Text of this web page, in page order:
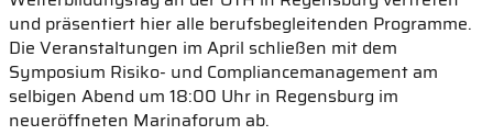
und präsentiert hier alle berufsbegleitenden Programme.
Die Veranstaltungen im April schließen mit dem
Symposium Risiko- und Compliancemanagement am
selbigen Abend um 18:00 Uhr in Regensburg im
neueröffneten Marinaforum ab.